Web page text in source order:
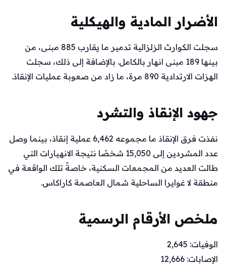
الأضرار المادية والهيكلية
سجلت الكوارث الزلزالية تدمير ما يقارب 885 مبنى، من
بينها 189 مبنى انهار بالكامل. بالإضافة إلى ذلك، سجلت
الهزات الارتدادية 890 مرة، ما زاد من صعوبة عمليات الإنقاذ.
جهود الإنقاذ والتشرد
نفذت فرق الإنقاذ ما مجموعه 6,462 عملية إنقاذ، بينما وصل
عدد المشردين إلى 15,050 شخصًا نتيجة الانهيارات التي
طالت العديد من المجمعات السكنية، خاصةً تلك الواقعة في
منطقة لا غوايرا الساحلية شمال العاصمة كاراكاس.
ملخص الأرقام الرسمية
الوفيات: 2,645
الإصابات: 12,666